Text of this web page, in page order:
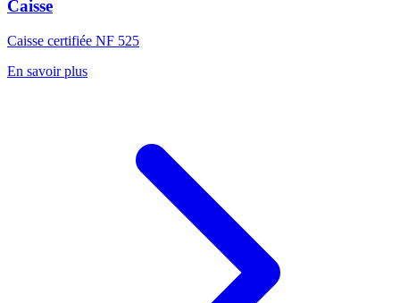
Caisse
Caisse certifiée NF 525
En savoir plus